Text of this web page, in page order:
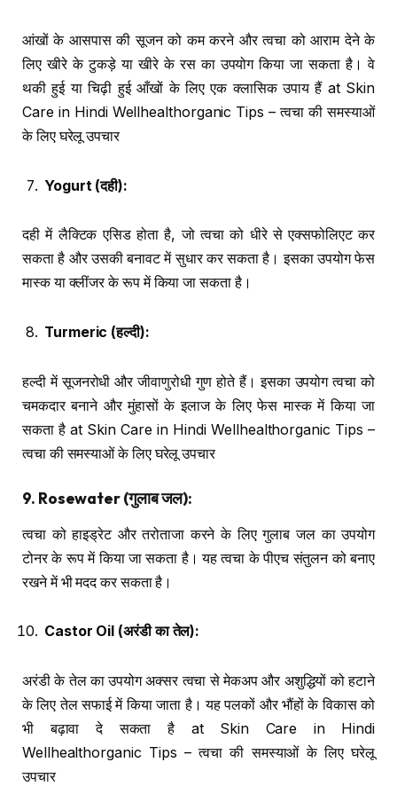
आंखों के आसपास की सूजन को कम करने और त्वचा को आराम देने के
लिए खीरे के टुकड़े या खीरे के रस का उपयोग किया जा सकता है। वे
थकी हुई या चिढ़ी हुई आँखों के लिए एक क्लासिक उपाय हैं at Skin
Care in Hindi Wellhealthorganic Tips – त्वचा की समस्याओं
के लिए घरेलू उपचार
Yogurt (दही):
दही में लैक्टिक एसिड होता है, जो त्वचा को धीरे से एक्सफोलिएट कर
सकता है और उसकी बनावट में सुधार कर सकता है। इसका उपयोग फेस
मास्क या क्लींजर के रूप में किया जा सकता है।
Turmeric (हल्दी):
हल्दी में सूजनरोधी और जीवाणुरोधी गुण होते हैं। इसका उपयोग त्वचा को
चमकदार बनाने और मुंहासों के इलाज के लिए फेस मास्क में किया जा
सकता है at Skin Care in Hindi Wellhealthorganic Tips –
त्वचा की समस्याओं के लिए घरेलू उपचार
9. Rosewater (गुलाब जल):
त्वचा को हाइड्रेट और तरोताजा करने के लिए गुलाब जल का उपयोग
टोनर के रूप में किया जा सकता है। यह त्वचा के पीएच संतुलन को बनाए
रखने में भी मदद कर सकता है।
Castor Oil (अरंडी का तेल):
अरंडी के तेल का उपयोग अक्सर त्वचा से मेकअप और अशुद्धियों को हटाने
के लिए तेल सफाई में किया जाता है। यह पलकों और भौंहों के विकास को
भी बढ़ावा दे सकता है at Skin Care in Hindi
Wellhealthorganic Tips – त्वचा की समस्याओं के लिए घरेलू
उपचार